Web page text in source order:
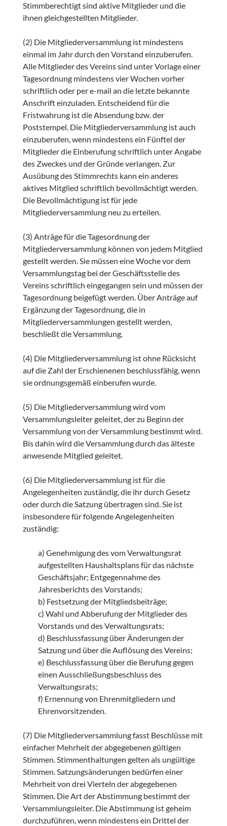
Stimmberechtigt sind aktive Mitglieder und die
ihnen gleichgestellten Mitglieder.
(2) Die Mitgliederversammlung ist mindestens
einmal im Jahr durch den Vorstand einzuberufen.
Alle Mitglieder des Vereins sind unter Vorlage einer
Tagesordnung mindestens vier Wochen vorher
schriftlich oder per e-mail an die letzte bekannte
Anschrift einzuladen. Entscheidend für die
Fristwahrung ist die Absendung bzw. der
Poststempel. Die Mitgliederversammlung ist auch
einzuberufen, wenn mindestens ein Fünftel der
Mitglieder die Einberufung schriftlich unter Angabe
des Zweckes und der Gründe verlangen. Zur
Ausübung des Stimmrechts kann ein anderes
aktives Mitglied schriftlich bevollmächtigt werden.
Die Bevollmächtigung ist für jede
Mitgliederversammlung neu zu erteilen.
(3) Anträge für die Tagesordnung der
Mitgliederversammlung können von jedem Mitglied
gestellt werden. Sie müssen eine Woche vor dem
Versammlungstag bei der Geschäftsstelle des
Vereins schriftlich eingegangen sein und müssen der
Tagesordnung beigefügt werden. Über Anträge auf
Ergänzung der Tagesordnung, die in
Mitgliederversammlungen gestellt werden,
beschließt die Versammlung.
(4) Die Mitgliederversammlung ist ohne Rücksicht
auf die Zahl der Erschienenen beschlussfähig, wenn
sie ordnungsgemäß einberufen wurde.
(5) Die Mitgliederversammlung wird vom
Versammlungsleiter geleitet, der zu Beginn der
Versammlung von der Versammlung bestimmt wird.
Bis dahin wird die Versammlung durch das älteste
anwesende Mitglied geleitet.
(6) Die Mitgliederversammlung ist für die
Angelegenheiten zuständig, die ihr durch Gesetz
oder durch die Satzung übertragen sind. Sie ist
insbesondere für folgende Angelegenheiten
zuständig:
a) Genehmigung des vom Verwaltungsrat
aufgestellten Haushaltsplans für das nächste
Geschäftsjahr; Entgegennahme des
Jahresberichts des Vorstands;
b) Festsetzung der Mitgliedsbeiträge;
c) Wahl und Abberufung der Mitglieder des
Vorstands und des Verwaltungsrats;
d) Beschlussfassung über Änderungen der
Satzung und über die Auflösung des Vereins;
e) Beschlussfassung über die Berufung gegen
einen Ausschließungsbeschluss des
Verwaltungsrats;
f) Ernennung von Ehrenmitgliedern und
Ehrenvorsitzenden.
(7) Die Mitgliederversammlung fasst Beschlüsse mit
einfacher Mehrheit der abgegebenen gültigen
Stimmen. Stimmenthaltungen gelten als ungültige
Stimmen. Satzungsänderungen bedürfen einer
Mehrheit von drei Vierteln der abgegebenen
Stimmen. Die Art der Abstimmung bestimmt der
Versammlungsleiter. Die Abstimmung ist geheim
durchzuführen, wenn mindestens ein Drittel der